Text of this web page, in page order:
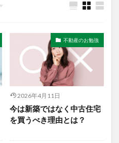
不動産のお勉強
2026年4月11日
今は新築ではなく中古住宅
を買うべき理由とは？